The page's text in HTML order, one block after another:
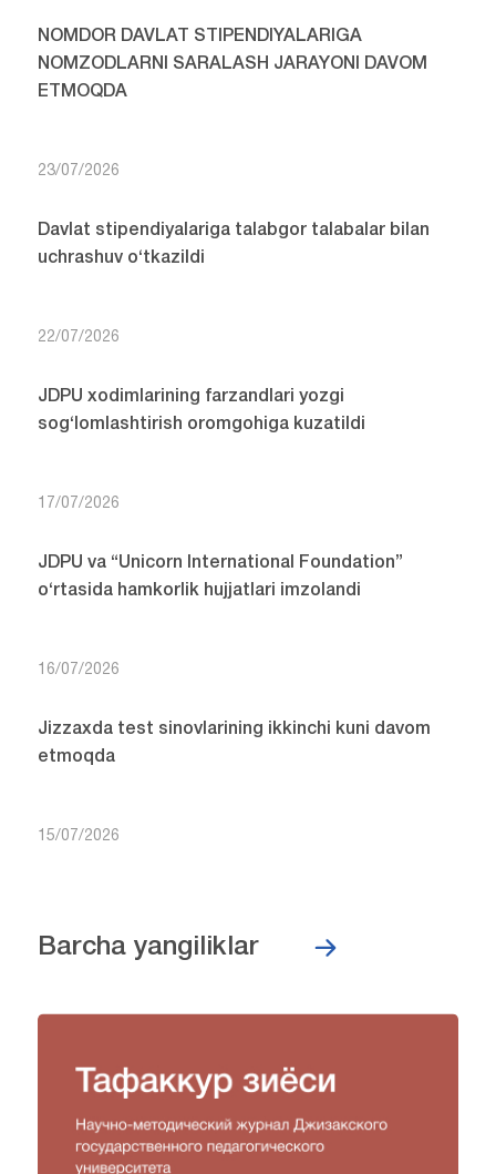
NOMDOR DAVLAT STIPENDIYALARIGA
NOMZODLARNI SARALASH JARAYONI DAVOM
ETMOQDA
23/07/2026
Davlat stipendiyalariga talabgor talabalar bilan
uchrashuv o‘tkazildi
22/07/2026
JDPU xodimlarining farzandlari yozgi
sog‘lomlashtirish oromgohiga kuzatildi
17/07/2026
JDPU va “Unicorn International Foundation”
o‘rtasida hamkorlik hujjatlari imzolandi
16/07/2026
Jizzaxda test sinovlarining ikkinchi kuni davom
etmoqda
15/07/2026
Barcha yangiliklar